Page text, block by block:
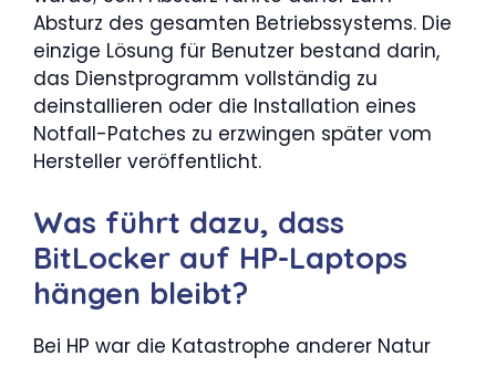
Absturz des gesamten Betriebssystems. Die
einzige Lösung für Benutzer bestand darin,
das Dienstprogramm vollständig zu
deinstallieren oder die Installation eines
Notfall-Patches zu erzwingen später vom
Hersteller veröffentlicht.
Was führt dazu, dass
BitLocker auf HP-Laptops
hängen bleibt?
Bei HP war die Katastrophe anderer Natur